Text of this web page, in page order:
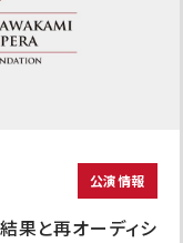
公演情報
果と再オーディシ